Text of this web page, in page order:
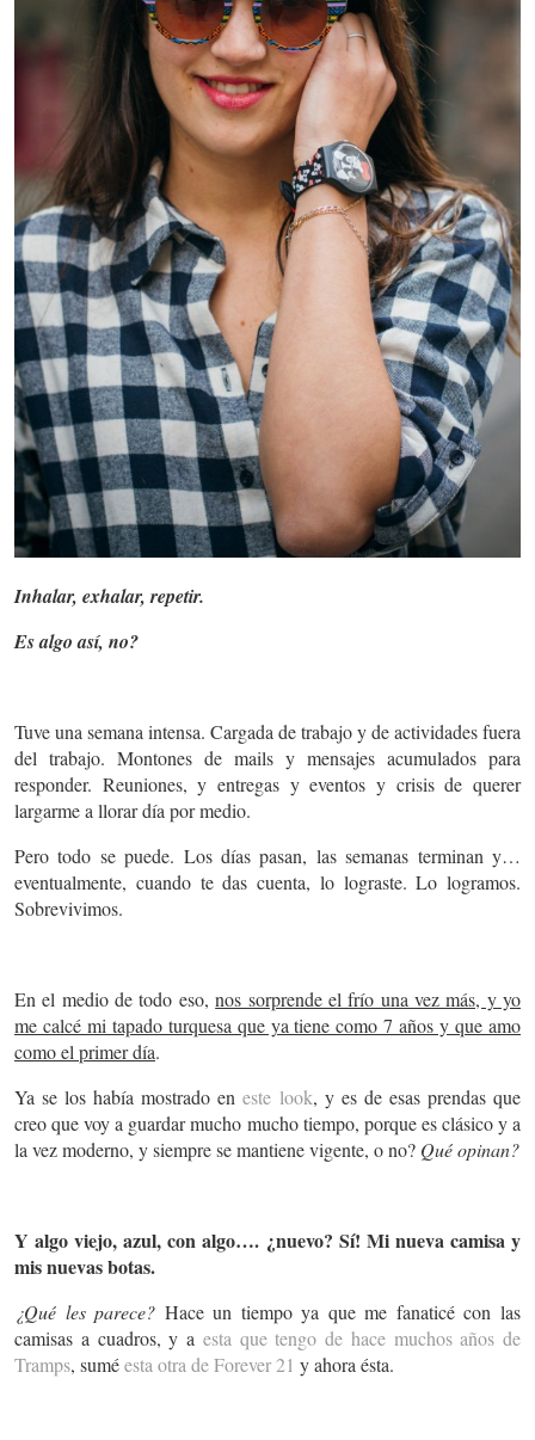
Inhalar, exhalar, repetir.
Es algo así, no?
Tuve una semana intensa. Cargada de trabajo y de actividades fuera
del trabajo. Montones de mails y mensajes acumulados para
responder. Reuniones, y entregas y eventos y crisis de querer
largarme a llorar día por medio.
Pero todo se puede. Los días pasan, las semanas terminan y…
eventualmente, cuando te das cuenta, lo lograste. Lo logramos.
Sobrevivimos.
En el medio de todo eso,nos sorprende el frío una vez más, y yo
me calcé mi tapado turquesa que ya tiene como 7 años y que amo
como el primer día.
Ya se los había mostrado eneste look, y es de esas prendas que
creo que voy a guardar mucho mucho tiempo, porque es clásico y a
la vez moderno, y siempre se mantiene vigente, o no? Qué opinan?
Y algo viejo, azul, con algo…. ¿nuevo? Sí! Mi nueva camisa y
mis nuevas botas.
¿Qué les parece? Hace un tiempo ya que me fanaticé con las
camisas a cuadros, y a esta que tengo de hace muchos años de
Tramps, suméesta otra de Forever 21 y ahora ésta.